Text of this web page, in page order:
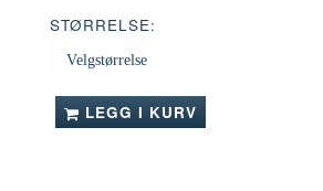
STØRRELSE:
LEGG I KURV